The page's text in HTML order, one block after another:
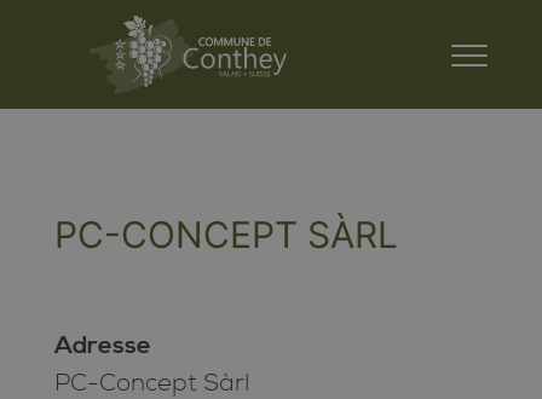
PC-CONCEPT SÀRL
Adresse
PC-Concept Sàrl